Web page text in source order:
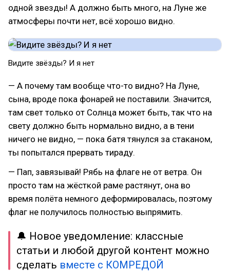
одной звезды! А должно быть много, на Луне же
атмосферы почти нет, всё хорошо видно.
Видите звёзды? И я нет
— А почему там вообще что-то видно? На Луне,
сына, вроде пока фонарей не поставили. Значится,
там свет только от Солнца может быть, так что на
свету должно быть нормально видно, а в тени
ничего не видно, — пока батя тянулся за стаканом,
ты попытался прервать тираду.
— Пап, завязывай! Рябь на флаге не от ветра. Он
просто там на жёсткой раме растянут, она во
время полёта немного деформировалась, поэтому
флаг не получилось полностью выпрямить.
🔔 Новое уведомление: классные
статьи и любой другой контент можно
сделать вместе с КОМРЕДОЙ